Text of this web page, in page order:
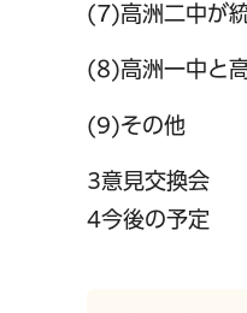
(7)高洲二中が
(8)高洲一中と
(9)その他
3意見交換会
4今後の予定